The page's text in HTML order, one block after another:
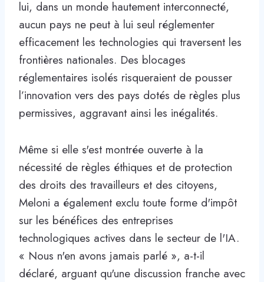
lui, dans un monde hautement interconnecté,
aucun pays ne peut à lui seul réglementer
efficacement les technologies qui traversent les
frontières nationales. Des blocages
réglementaires isolés risqueraient de pousser
l’innovation vers des pays dotés de règles plus
permissives, aggravant ainsi les inégalités.
Même si elle s'est montrée ouverte à la
nécessité de règles éthiques et de protection
des droits des travailleurs et des citoyens,
Meloni a également exclu toute forme d'impôt
sur les bénéfices des entreprises
technologiques actives dans le secteur de l'IA.
« Nous n'en avons jamais parlé », a-t-il
déclaré, arguant qu'une discussion franche avec